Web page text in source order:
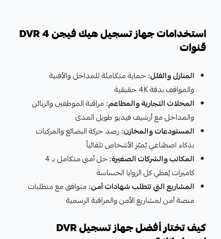
استخدامات جهاز تسجيل هيك فيجن DVR 4
قنوات
المنازل والفلل:حماية متكاملة للمداخل والأفنية
والمواقف بدقة 4K حقيقية
المحلات التجارية والمطاعم: مراقبة الموظفين والزبائن
والمداخل مع أرشيف فيديو طويل المدى
المستودعات والمخازن: رصد حركة البضائع والمركبات
بذكاء اصطناعي يُميّز الأشخاص تلقائياً
المكاتب والشركات الصغيرة:
حل أمني متكامل بـ 4
كاميرات يُغطي كل الزوايا الحساسة
المشاريع التي تتطلب شهادات أمن: متوافق مع متطلبات
منصة أمن لمشاريع الأمن والمراقبة الرسمية
كيف تختار أفضل جهاز تسجيل DVR